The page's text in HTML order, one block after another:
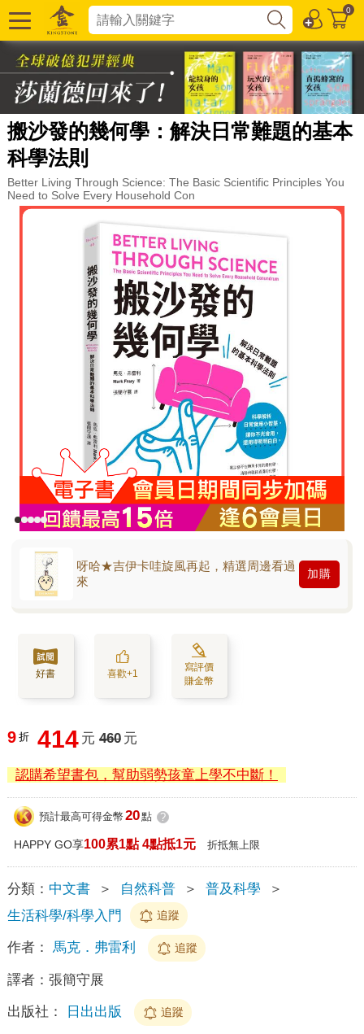
0
搬沙發的幾何學：解決日常難題的基本
科學法則
Better Living Through Science: The Basic Scientific Principles You
Need to Solve Every Household Con
呀哈★吉伊卡哇旋風再起，精選周邊看過
來
加購
好書 喜歡+1
寫評價
賺金幣
9 折 414 元 460 元
認購希望書包，幫助弱勢孩童上學不中斷！
預計最高可得金幣 20點 ?
HAPPY GO享100累1點 4點抵1元 折抵無上限
分類： 中文書 ＞ 自然科普 ＞ 普及科學
＞
生活科學/科學入門
追蹤
作者： 馬克．弗雷利 追蹤
譯者： 張簡守展
出版社： 日出出版 追蹤